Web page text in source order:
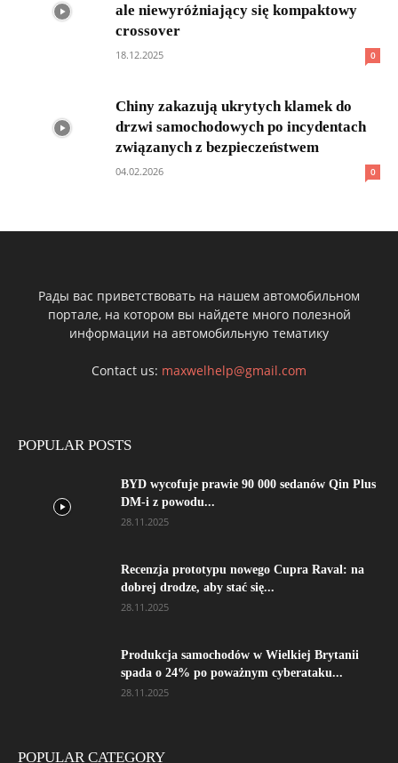
ale niewyróżniający się kompaktowy
crossover
18.12.2025 0
Chiny zakazują ukrytych klamek do
drzwi samochodowych po incydentach
związanych z bezpieczeństwem
04.02.2026 0
Рады вас приветствовать на нашем автомобильном
портале, на котором вы найдете много полезной
информации на автомобильную тематику
Contact us: maxwelhelp@gmail.com
POPULAR POSTS
BYD wycofuje prawie 90 000 sedanów Qin Plus
DM-i z powodu...
28.11.2025
Recenzja prototypu nowego Cupra Raval: na
dobrej drodze, aby stać się...
28.11.2025
Produkcja samochodów w Wielkiej Brytanii
spada o 24% po poważnym cyberataku...
28.11.2025
POPULAR CATEGORY